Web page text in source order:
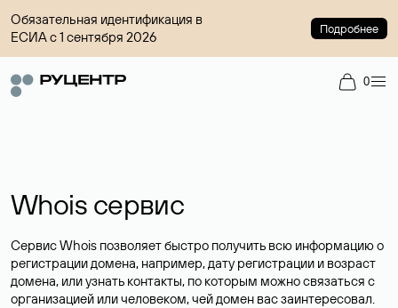
Обязательная идентификация в
ЕСИА с 1 сентября 2026
Подробнее
0
Whois сервис
Сервис Whois позволяет быстро получить всю информацию о
регистрации домена, например, дату регистрации и возраст
домена, или узнать контакты, по которым можно связаться с
организацией или человеком, чей домен вас заинтересовал.